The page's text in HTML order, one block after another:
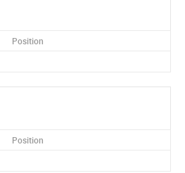
Position
Position